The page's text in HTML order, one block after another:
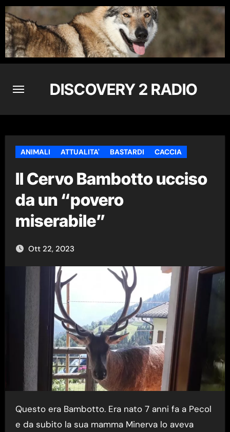
Skip
to
content
DISCOVERY 2 RADIO
ANIMALI ATTUALITA' BASTARDI CACCIA
Il Cervo Bambotto ucciso
da un “povero
miserabile”
Ott 22, 2023
Questo era Bambotto. Era nato 7 anni fa a Pecol
e da subito la sua mamma Minerva lo aveva